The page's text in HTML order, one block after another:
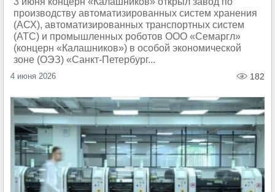
производству автоматизированных систем хранения
(АСХ), автоматизированных транспортных систем
(АТС) и промышленных роботов ООО «Семаргл»
(концерн «Калашников») в особой экономической
зоне (ОЭЗ) «Санкт-Петербург...
4 июня 2026 182